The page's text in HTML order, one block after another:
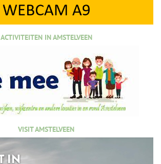
ACTIVITEITEN IN AMSTELVEEN
VISIT AMSTELVEEN